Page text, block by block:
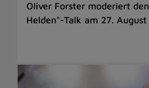
Oliver Forster moderiert
Helden"-Talk am 27. August